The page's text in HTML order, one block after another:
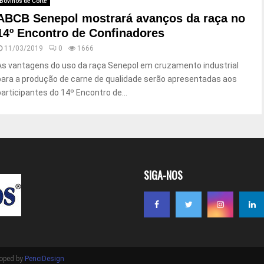
Senepol mostrará avanços da raça no
Encontro de Confinadores
11/03/2019 0 1666
vantagens do uso da raça Senepol em cruzamento industrial
a produção de carne de qualidade serão apresentadas aos
do 14º Encontro de...
SIGA-NOS
by PenciDesign